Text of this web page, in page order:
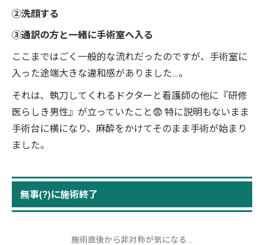
②洗顔する
③通訳の方と一緒に手術室へ入る
ここまではごく一般的な流れだったのですが、手術室に
入った途端大きな違和感がありました…。
それは、執刀してくれるドクターと看護師の他に『研修
医らしき男性』が立っていたこと😨 特に説明もないまま
手術台に横になり、麻酔をかけてそのまま手術が始まり
ました。
無事(?)に施術終了
施術直後から非対称が気になる…